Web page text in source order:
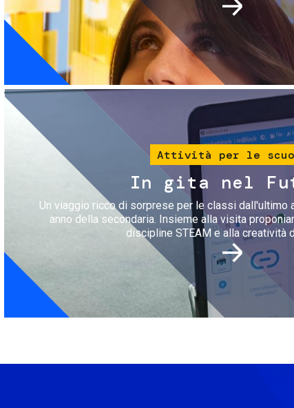
Immagine
Attività per le
In gita nel
Un viaggio ricco di sorprese per le classi dall'ultimo
anno della secondaria. Insieme alla visita
discipline STEAM e alla creatività